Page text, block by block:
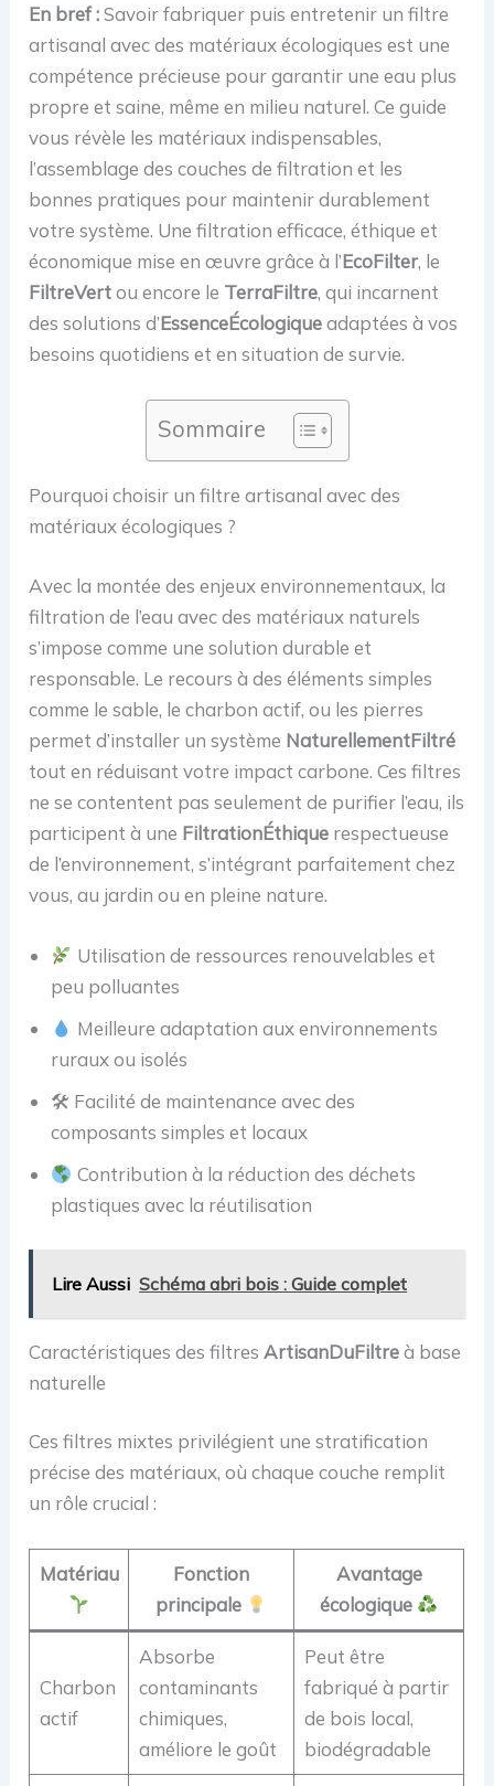
En bref :Savoir fabriquer puis entretenir un filtre
artisanal avec des matériaux écologiques est une
compétence précieuse pour garantir une eau plus
propre et saine, même en milieu naturel. Ce guide
vous révèle les matériaux indispensables,
l’assemblage des couches de filtration et les
bonnes pratiques pour maintenir durablement
votre système. Une filtration efficace, éthique et
économique mise en œuvre grâce à l’EcoFilter, le
FiltreVertou encore le TerraFiltre, qui incarnent
des solutions d’EssenceÉcologiqueadaptées à vos
besoins quotidiens et en situation de survie.
Sommaire
Pourquoi choisir un filtre artisanal avec des
matériaux écologiques ?
Avec la montée des enjeux environnementaux, la
filtration de l’eau avec des matériaux naturels
s’impose comme une solution durable et
responsable. Le recours à des éléments simples
comme le sable, le charbon actif, ou les pierres
permet d’installer un système NaturellementFiltré
tout en réduisant votre impact carbone. Ces filtres
ne se contentent pas seulement de purifier l’eau, ils
participent à une FiltrationÉthique respectueuse
de l’environnement, s’intégrant parfaitement chez
vous, au jardin ou en pleine nature.
Utilisation de ressources renouvelables et
peu polluantes
Meilleure adaptation aux environnements
ruraux ou isolés
🛠 Facilité de maintenance avec des
composants simples et locaux
Contribution à la réduction des déchets
plastiques avec la réutilisation
Lire Aussi Schéma abri bois : Guide complet
Caractéristiques des filtresArtisanDuFiltreà base
naturelle
Ces filtres mixtes privilégient une stratification
précise des matériaux, où chaque couche remplit
un rôle crucial :
Matériau
Fonction
principale
Avantage
écologique
Charbon
actif
Absorbe
contaminants
chimiques,
améliore le goût
Peut être
fabriqué à partir
de bois local,
biodégradable